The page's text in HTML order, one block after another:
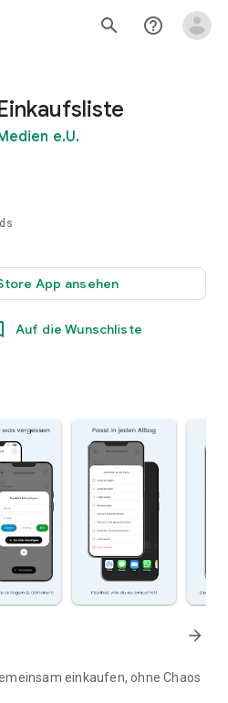
search help_outline
e.U.
App ansehen
Auf die Wunschliste
arrow_forward
einkaufen, ohne Chaos